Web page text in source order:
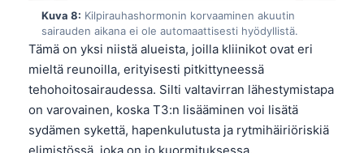
Kuva 8: Kilpirauhashormonin korvaaminen akuutin
sairauden aikana ei ole automaattisesti hyödyllistä.
Tämä on yksi niistä alueista, joilla kliinikot ovat eri
mieltä reunoilla, erityisesti pitkittyneessä
tehohoitosairaudessa. Silti valtavirran lähestymistapa
on varovainen, koska T3:n lisääminen voi lisätä
sydämen sykettä, hapenkulutusta ja rytmihäiriöriskiä
elimistössä, joka on jo kuormituksessa.
Български
Dansk
Nederlands
हिन्दी
Bahasa Indonesia